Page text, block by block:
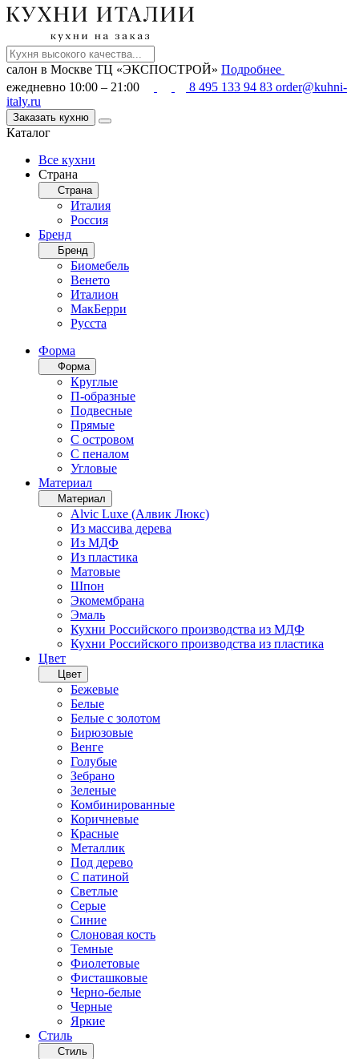
салон в Москве ТЦ «ЭКСПОСТРОЙ» Подробнее
ежедневно 10:00 – 21:00
8 495 133 94 83 order@kuhni-
italy.ru
Заказать кухню
Каталог
Все кухни
Страна
Страна
Италия
Россия
Бренд
Бренд
Биомебель
Венето
Италион
МакБерри
Русста
Форма
Форма
Круглые
П-образные
Подвесные
Прямые
С островом
С пеналом
Угловые
Материал
Материал
Alvic Luxe (Алвик Люкс)
Из массива дерева
Из МДФ
Из пластика
Матовые
Шпон
Экомембрана
Эмаль
Кухни Российского производства из МДФ
Кухни Российского производства из пластика
Цвет
Цвет
Бежевые
Белые
Белые с золотом
Бирюзовые
Венге
Голубые
Зебрано
Зеленые
Комбинированные
Коричневые
Красные
Металлик
Под дерево
С патиной
Светлые
Серые
Синие
Слоновая кость
Темные
Фиолетовые
Фисташковые
Черно-белые
Черные
Яркие
Стиль
Стиль